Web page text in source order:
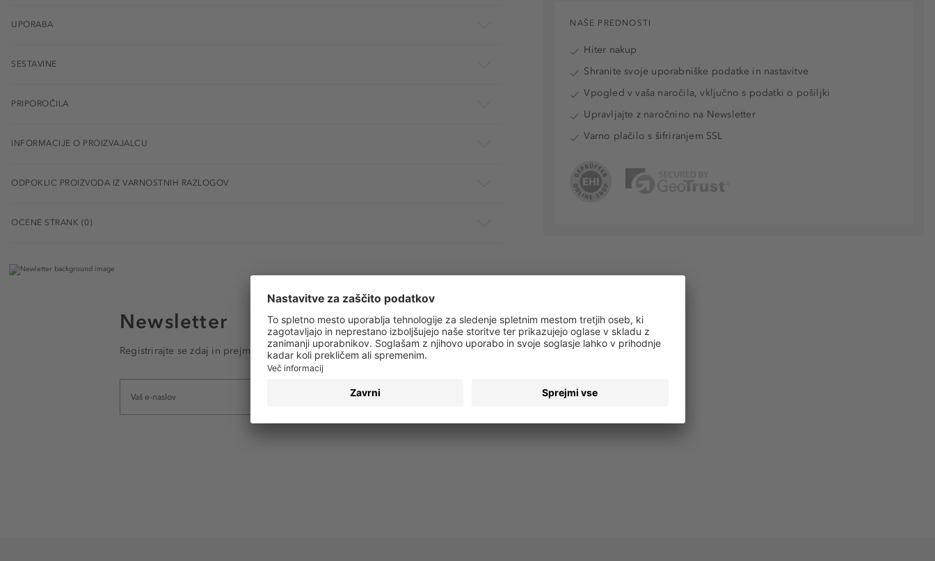
UPORABA
SESTAVINE
PRIPOROČILA
INFORMACIJE O PROIZVAJALCU
ODPOKLIC PROIZVODA IZ VARNOSTNIH RAZLOGOV
OCENE STRANK (0)
NAŠE PREDNOSTI
Hiter nakup
Shranite svoje uporabniške podatke in nastavitve
Vpogled v vaša naročila, vključno s podatki o pošiljki
Upravljajte z naročnino na Newsletter
Varno plačilo s šifriranjem SSL
Newsletter
Registrirajte se zdaj in prejmite e-poštna obvestila o vseh trendih in ponudbah!